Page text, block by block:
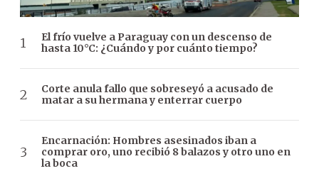
El frío vuelve a Paraguay con un descenso de
hasta 10°C: ¿Cuándo y por cuánto tiempo?
Corte anula fallo que sobreseyó a acusado de
matar a su hermana y enterrar cuerpo
Encarnación: Hombres asesinados iban a
comprar oro, uno recibió 8 balazos y otro uno en
la boca